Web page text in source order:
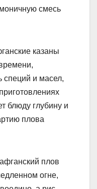
смесь
казаны
специй и масел,
блюду глубину и
плова
плов
огне,